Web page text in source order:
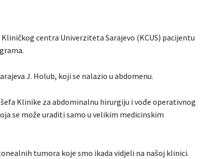
centra Univerziteta Sarajevo (KCUS) pacijentu
J. Holub, koji se nalazio u abdomenu.
Klinike za abdominalnu hirurgiju i vođe operativnog
se može uraditi samo u velikim medicinskim
tumora koje smo ikada vidjeli na našoj klinici.